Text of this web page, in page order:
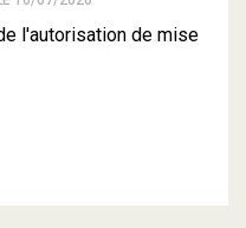
l'autorisation de mise